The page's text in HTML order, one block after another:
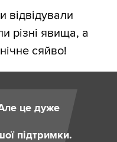
відвідували
різні явища, а
сяйво!
це дуже
підтримки.